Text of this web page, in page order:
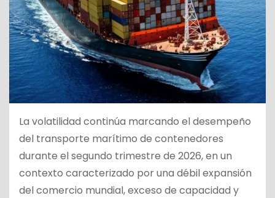
La volatilidad continúa marcando el desempeño
del transporte marítimo de contenedores
durante el segundo trimestre de 2026, en un
contexto caracterizado por una débil expansión
del comercio mundial, exceso de capacidad y